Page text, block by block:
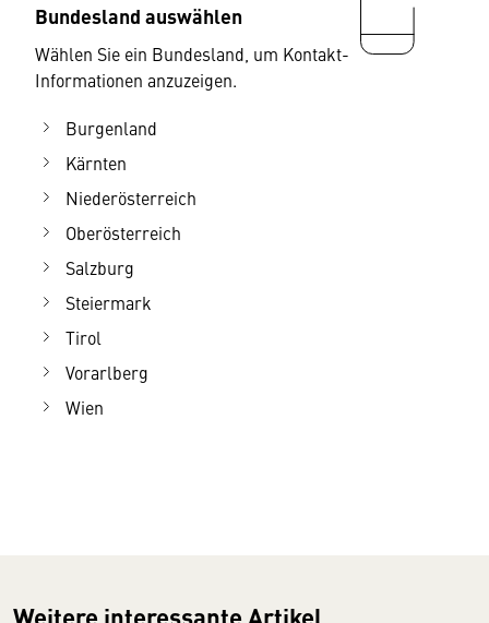
Bundesland auswählen
Wählen Sie ein Bundesland, um Kontakt-
Informationen anzuzeigen.
Burgenland
Kärnten
Niederösterreich
Oberösterreich
Salzburg
Steiermark
Tirol
Vorarlberg
Wien